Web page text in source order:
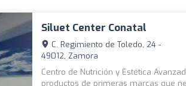
Siluet Center Conatal
C. Regimiento de Toledo, 24 -
49012, Zamora
Centro de Nutrición y Estética
productos de primeras marcas que